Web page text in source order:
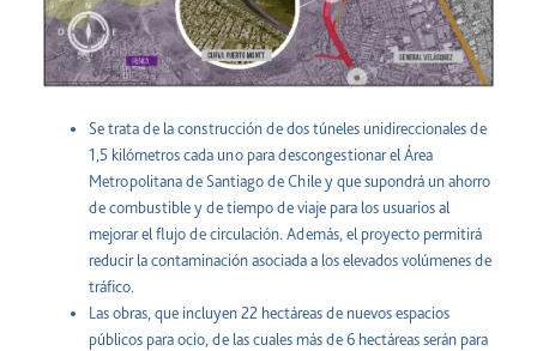
Se trata de la construcción de dos túneles unidireccionales de
1,5 kilómetros cada uno para descongestionar el Área
Metropolitana de Santiago de Chile y que supondrá un ahorro
de combustible y de tiempo de viaje para los usuarios al
mejorar el flujo de circulación. Además, el proyecto permitirá
reducir la contaminación asociada a los elevados volúmenes de
tráfico.
Las obras, que incluyen 22 hectáreas de nuevos espacios
públicos para ocio, de las cuales más de 6 hectáreas serán para